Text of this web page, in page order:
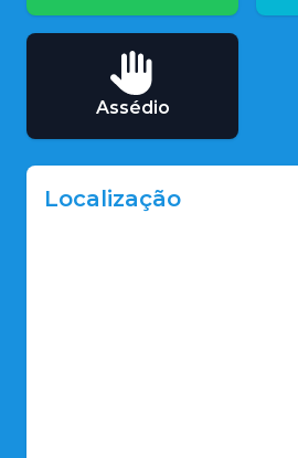
Assédio
Localização